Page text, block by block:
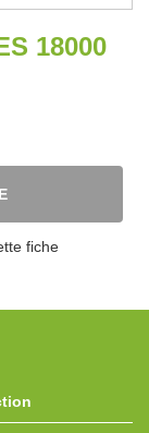
18000
fiche